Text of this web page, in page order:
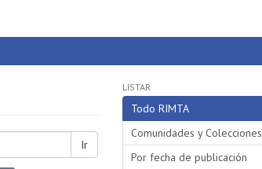
Ir
LISTAR
Todo RIMTA
Comunidades y Colecciones
Por fecha de publicación